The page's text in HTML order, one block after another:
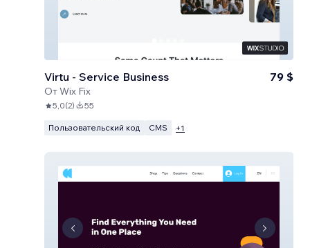
Virtu - Service Business
ОтWix Fix
79 $
5,0(2) 55
Пользовательский код CMS +1